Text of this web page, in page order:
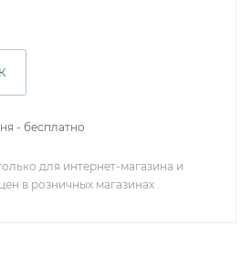
- бесплатно
для интернет-магазина и
в розничных магазинах .